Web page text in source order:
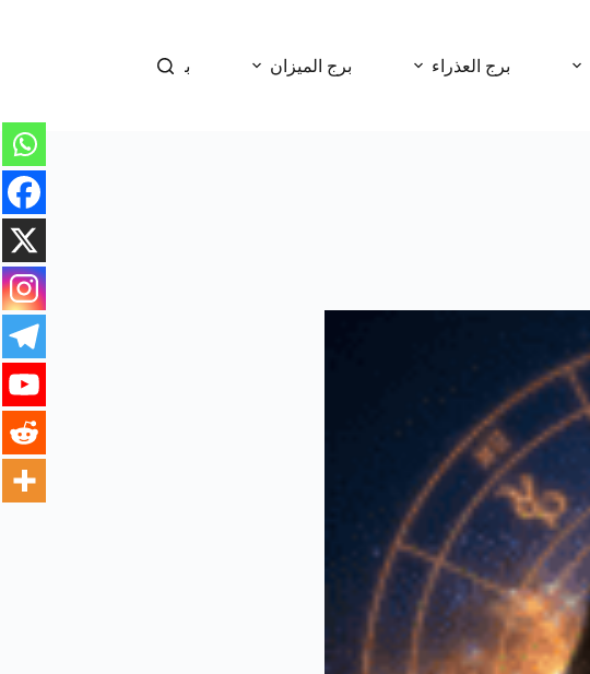
برج العذراء برج الميزان برج العقرب